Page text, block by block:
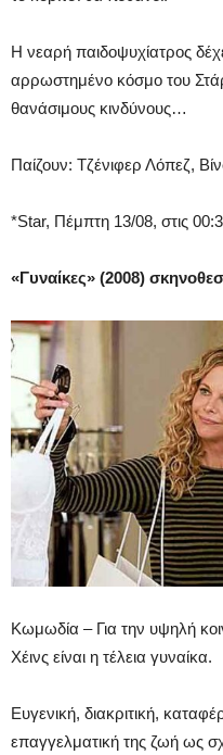
Η νεαρή παιδοψυχίατρος
αρρωστημένο κόσμο του
θανάσιμους κινδύνους…
Παίζουν: Τζένιφερ Λόπεζ,
*Star, Πέμπτη 13/08, στις
«Γυναίκες» (2008)
Κωμωδία – Για την υψηλή
Χέινς είναι η τέλεια γυναίκα.
Ευγενική, διακριτική,
επαγγελματική της ζωή ως